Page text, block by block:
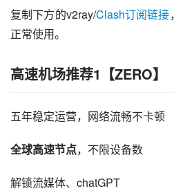
复制下方的v2ray/Clash订阅链接
正常使用。
高速机场推荐1【ZERO】
五年稳定运营，网络流畅不卡顿
全球高速节点，不限设备数
解锁流媒体、chatGPT